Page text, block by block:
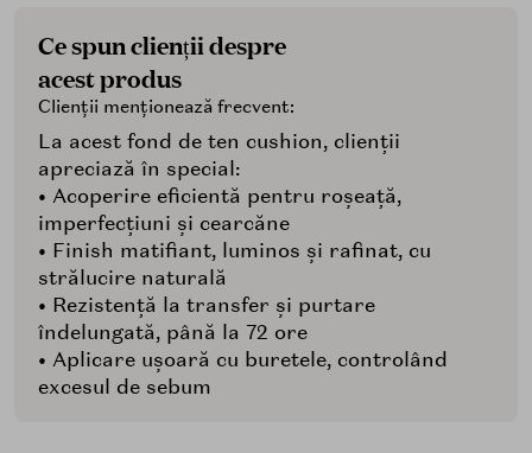
Ce spun clienții despre
acest produs
Clienții menționează frecvent:
La acest fond de ten cushion, clienții
apreciază în special:
• Acoperire eficientă pentru roșeață,
imperfecțiuni și cearcăne
• Finish matifiant, luminos și rafinat, cu
strălucire naturală
• Rezistență la transfer și purtare
îndelungată, până la 72 ore
• Aplicare ușoară cu buretele, controlând
excesul de sebum